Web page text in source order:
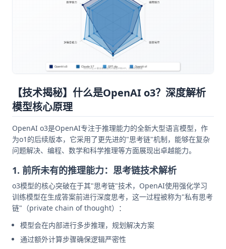
【技术揭秘】什么是OpenAI o3？深度解析
模型核心原理
OpenAI o3是OpenAI专注于推理能力的全新大型语言模型，作
为o1的后续版本，它采用了更先进的"思考链"机制，能够在复杂
问题解决、编程、数学和科学推理等方面展现出卓越能力。
1. 前所未有的推理能力：思考链技术解析
o3模型的核心突破在于其"思考链"技术，OpenAI使用强化学习
训练模型在生成答案前进行深度思考，这一过程被称为"私有思考
链"（private chain of thought）：
模型会在内部进行多步推理，规划解决方案
通过额外计算步骤确保逻辑严密性